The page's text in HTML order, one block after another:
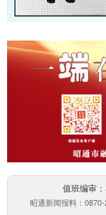
值班编审
昭通新闻报料：